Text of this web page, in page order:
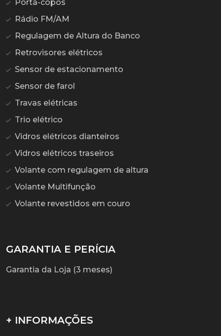
Porta-copos
Rádio FM/AM
Regulagem de Altura do Banco
Retrovisores elétricos
Sensor de estacionamento
Sensor de farol
Travas elétricas
Trio elétrico
Vidros elétricos dianteiros
Vidros elétricos traseiros
Volante com regulagem de altura
Volante Multifunção
Volante revestidos em couro
GARANTIA E PERÍCIA
Garantia da Loja (3 meses)
+ INFORMAÇÕES